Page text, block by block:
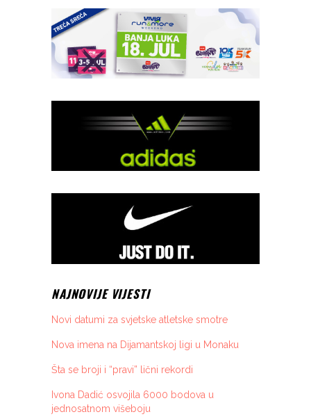
NAJNOVIJE VIJESTI
Novi datumi za svjetske atletske smotre
Nova imena na Dijamantskoj ligi u Monaku
Šta se broji i “pravi” lični rekordi
Ivona Dadić osvojila 6000 bodova u
jednosatnom višeboju